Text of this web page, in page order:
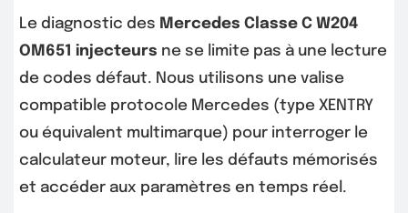
Le diagnostic des Mercedes Classe C W204
OM651 injecteurs ne se limite pas à une lecture
de codes défaut. Nous utilisons une valise
compatible protocole Mercedes (type XENTRY
ou équivalent multimarque) pour interroger le
calculateur moteur, lire les défauts mémorisés
et accéder aux paramètres en temps réel.